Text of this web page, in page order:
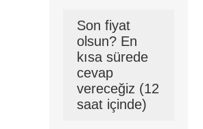
Son fiyat
olsun? En
kısa sürede
cevap
vereceğiz (12
saat içinde)